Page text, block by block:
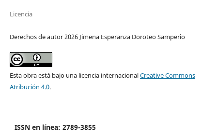
Licencia
Derechos de autor 2026 Jimena Esperanza Doroteo Samperio
Esta obra está bajo una licencia internacionalCreative Commons
Atribución 4.0.
ISSN en línea: 2789-3855